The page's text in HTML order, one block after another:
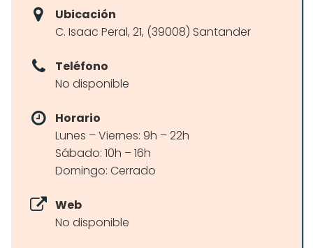
Ubicación
C. Isaac Peral, 21, (39008) Santander
Teléfono
No disponible
Horario
Lunes – Viernes: 9h – 22h
Sábado: 10h – 16h
Domingo: Cerrado
Web
No disponible